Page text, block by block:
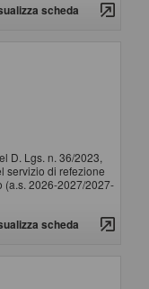
scheda
D. Lgs. n. 36/2023,
servizio di refezione
(a.s. 2026-2027/2027-
scheda